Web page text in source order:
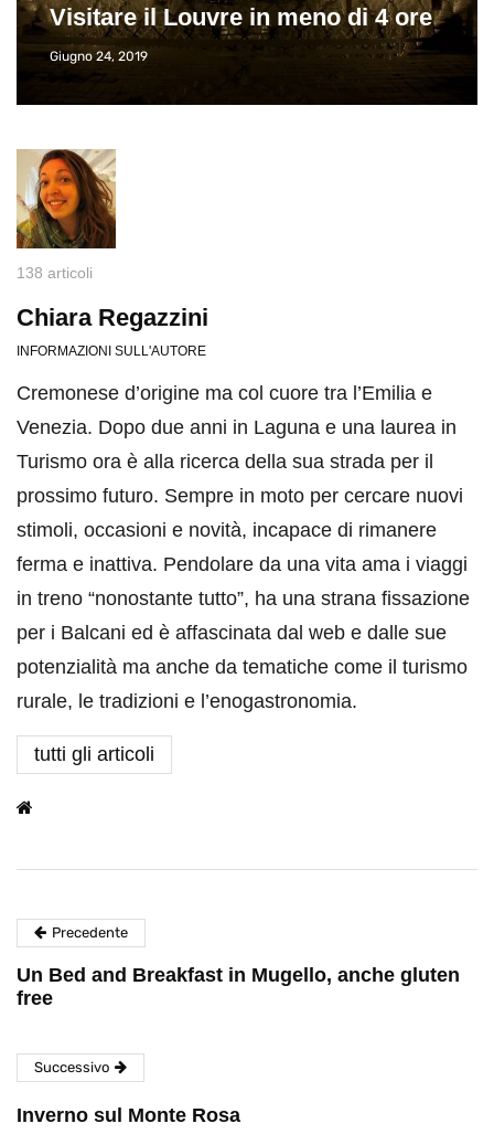
Visitare il Louvre in meno di 4 ore
Giugno 24, 2019
138 articoli
Chiara Regazzini
INFORMAZIONI SULL'AUTORE
Cremonese d’origine ma col cuore tra l’Emilia e
Venezia. Dopo due anni in Laguna e una laurea in
Turismo ora è alla ricerca della sua strada per il
prossimo futuro. Sempre in moto per cercare nuovi
stimoli, occasioni e novità, incapace di rimanere
ferma e inattiva. Pendolare da una vita ama i viaggi
in treno “nonostante tutto”, ha una strana fissazione
per i Balcani ed è affascinata dal web e dalle sue
potenzialità ma anche da tematiche come il turismo
rurale, le tradizioni e l’enogastronomia.
tutti gli articoli
Precedente
Un Bed and Breakfast in Mugello, anche gluten
free
Successivo
Inverno sul Monte Rosa